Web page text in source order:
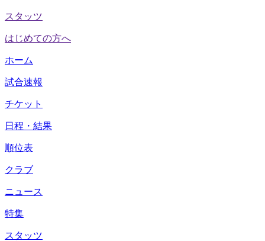
スタッツ
はじめての方へ
ホーム
試合速報
チケット
日程・結果
順位表
クラブ
ニュース
特集
スタッツ